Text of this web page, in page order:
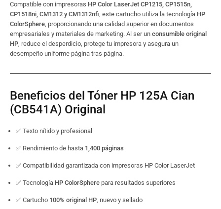
Compatible con impresoras HP Color LaserJet CP1215, CP1515n,
CP1518ni, CM1312 y CM1312nfi , este cartucho utiliza la tecnología HP
ColorSphere , proporcionando una calidad superior en documentos
empresariales y materiales de marketing. Al ser un consumible original
HP , reduce el desperdicio, protege tu impresora y asegura un
desempeño uniforme página tras página.
Beneficios del Tóner HP 125A Cian
(CB541A) Original
✅ Texto nítido y profesional
✅ Rendimiento de hasta 1,400 páginas
✅ Compatibilidad garantizada con impresoras HP Color LaserJet
✅ Tecnología HP ColorSphere para resultados superiores
✅ Cartucho 100% original HP , nuevo y sellado